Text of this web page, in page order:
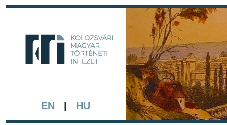
EN HU
A háttérben részlet a
készített színezett